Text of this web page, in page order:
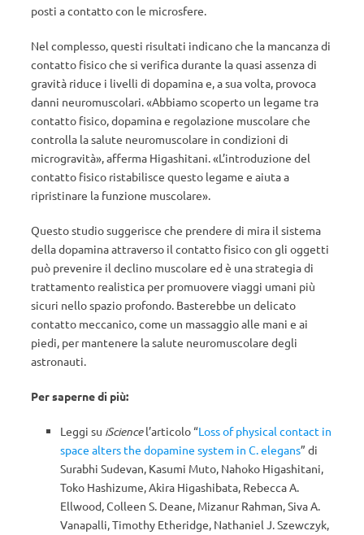
posti a contatto con le microsfere.
Nel complesso, questi risultati indicano che la mancanza di
contatto fisico che si verifica durante la quasi assenza di
gravità riduce i livelli di dopamina e, a sua volta, provoca
danni neuromuscolari. «Abbiamo scoperto un legame tra
contatto fisico, dopamina e regolazione muscolare che
controlla la salute neuromuscolare in condizioni di
microgravità», afferma Higashitani. «L’introduzione del
contatto fisico ristabilisce questo legame e aiuta a
ripristinare la funzione muscolare».
Questo studio suggerisce che prendere di mira il sistema
della dopamina attraverso il contatto fisico con gli oggetti
può prevenire il declino muscolare ed è una strategia di
trattamento realistica per promuovere viaggi umani più
sicuri nello spazio profondo. Basterebbe un delicato
contatto meccanico, come un massaggio alle mani e ai
piedi, per mantenere la salute neuromuscolare degli
astronauti.
Per saperne di più:
Leggi su iSciencel’articolo “Loss of physical contact in
space alters the dopamine system in C. elegans” di
Surabhi Sudevan, Kasumi Muto, Nahoko Higashitani,
Toko Hashizume, Akira Higashibata, Rebecca A.
Ellwood, Colleen S. Deane, Mizanur Rahman, Siva A.
Vanapalli, Timothy Etheridge, Nathaniel J. Szewczyk,